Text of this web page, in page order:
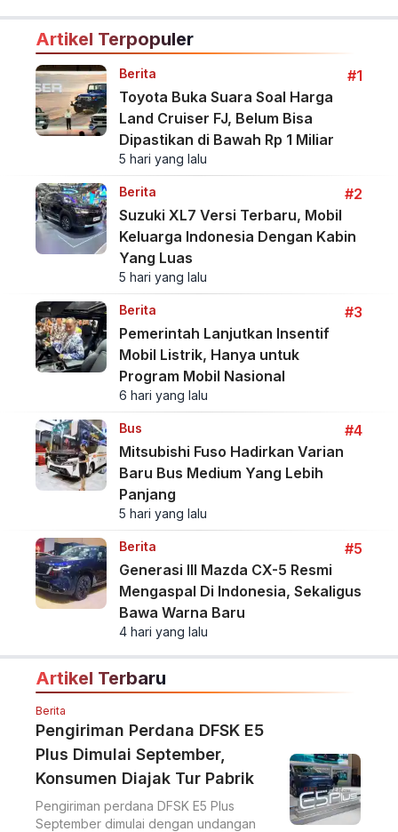
Artikel Terpopuler
Berita
#1
Toyota Buka Suara Soal Harga
Land Cruiser FJ, Belum Bisa
Dipastikan di Bawah Rp 1 Miliar
5 hari yang lalu
Berita
#2
Suzuki XL7 Versi Terbaru, Mobil
Keluarga Indonesia Dengan Kabin
Yang Luas
5 hari yang lalu
Berita
#3
Pemerintah Lanjutkan Insentif
Mobil Listrik, Hanya untuk
Program Mobil Nasional
6 hari yang lalu
Bus
#4
Mitsubishi Fuso Hadirkan Varian
Baru Bus Medium Yang Lebih
Panjang
5 hari yang lalu
Berita
#5
Generasi III Mazda CX-5 Resmi
Mengaspal Di Indonesia, Sekaligus
Bawa Warna Baru
4 hari yang lalu
Artikel Terbaru
Berita
Pengiriman Perdana DFSK E5
Plus Dimulai September,
Konsumen Diajak Tur Pabrik
Pengiriman perdana DFSK E5 Plus
September dimulai dengan undangan